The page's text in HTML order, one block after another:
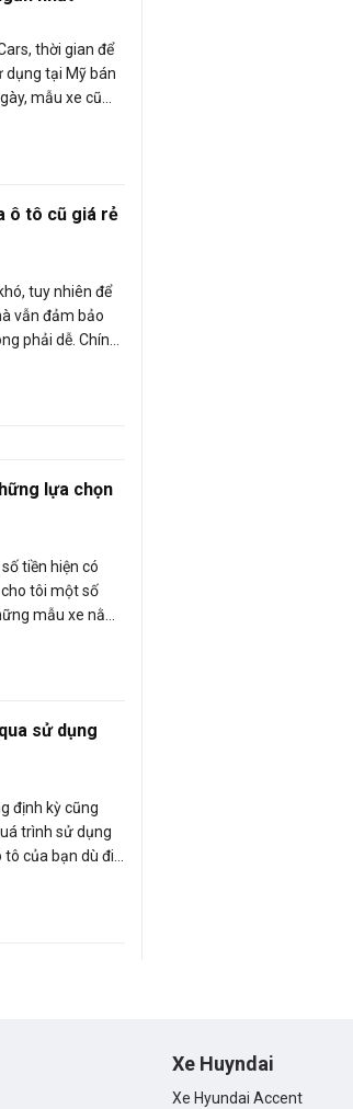
thời gian để
dụng tại Mỹ bán
mẫu xe cũ
ô tô cũ giá rẻ
tuy nhiên để
vẫn đảm bảo
phải dễ. Chính
lựa chọn
tiền hiện có
tôi một số
mẫu xe nằm
sử dụng
định kỳ cũng
trình sử dụng
tô của bạn dù đi
Xe Huyndai
Xe Hyundai Accent